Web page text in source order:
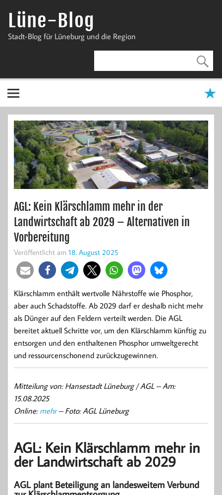
InhaltLüne-Blog
Stadt-Blog für Lüneburg und die Region
AGL: Kein Klärschlamm mehr in der
Landwirtschaft ab 2029 – Alternativen in
Vorbereitung
Veröffentlicht am 18. August 2025
Klärschlamm enthält wertvolle Nährstoffe wie Phosphor,
aber auch Schadstoffe. Ab 2029 darf er deshalb nicht mehr
als Dünger auf den Feldern verteilt werden. Die AGL
bereitet aktuell Schritte vor, um den Klärschlamm künftig zu
entsorgen und den enthaltenen Phosphor umweltgerecht
und ressourcenschonend zurückzugewinnen.
Mitteilung von: Hansestadt Lüneburg / AGL –Am:
15.08.2025
Online: mehr– Foto: AGL Lüneburg
AGL: Kein Klärschlamm mehr in
der Landwirtschaft ab 2029
AGL plant Beteiligung an landesweitem Verbund